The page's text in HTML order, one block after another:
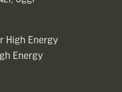
High Energy
Energy